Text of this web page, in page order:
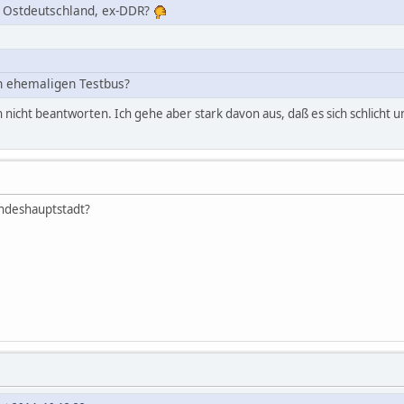
ex-DDR?
Testbus?
nicht beantworten. Ich gehe aber stark davon aus, daß es sich